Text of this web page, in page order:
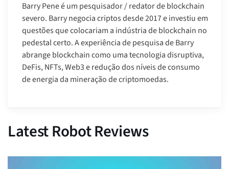
Barry Pene é um pesquisador / redator de blockchain
severo. Barry negocia criptos desde 2017 e investiu em
questões que colocariam a indústria de blockchain no
pedestal certo. A experiência de pesquisa de Barry
abrange blockchain como uma tecnologia disruptiva,
DeFis, NFTs, Web3 e redução dos níveis de consumo
de energia da mineração de criptomoedas.
Latest Robot Reviews